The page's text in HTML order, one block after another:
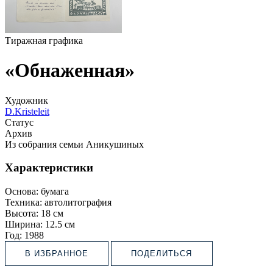
Тиражная графика
«Обнаженная»
Художник
D.Kristeleit
Статус
Архив
Из собрания семьи Аникушиных
Характеристики
Основа: бумага
Техника: автолитография
Высота: 18 см
Ширина: 12.5 см
Год: 1988
В ИЗБРАННОЕ ПОДЕЛИТЬСЯ